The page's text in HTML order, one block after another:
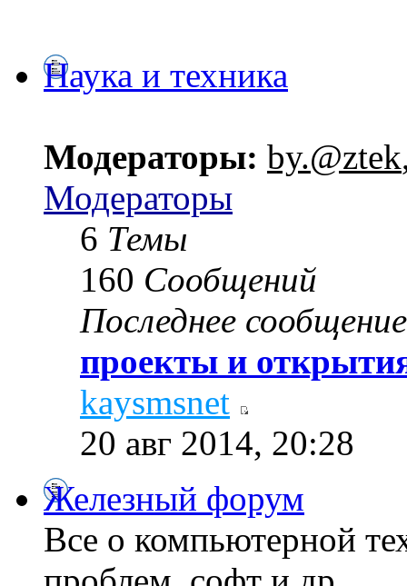
Наука и техника
Модераторы: by.@ztek
Модераторы
6 Темы
160 Сообщений
Последнее сообщение
проекты и
kaysmsnet
20 авг 2014, 20:28
Железный форум
Все о компьютерной